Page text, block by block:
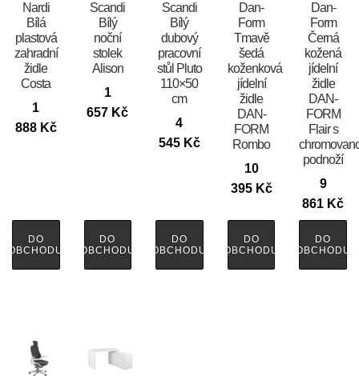
Nardi
Bílá
plastová
zahradní
židle
Costa
1
888 Kč
DO
OBCHODU
Scandi
Bílý
noční
stolek
Alison
1
657 Kč
DO
OBCHODU
Scandi
Bílý
dubový
pracovní
stůl Pluto
110×50
cm
4
545 Kč
DO
OBCHODU
​​​​​Dan-
Form
Tmavě
šedá
koženková
jídelní
židle
DAN-
FORM
Rombo
10
395 Kč
DO
OBCHODU
​​​​​Dan-
Form
Černá
kožená
jídelní
židle
DAN-
FORM
Flair s
podnoží
9
861 Kč
DO
OBCHODU